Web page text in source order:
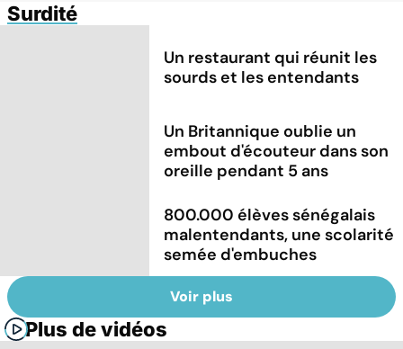
Surdité
Un restaurant qui réunit les
sourds et les entendants
Un Britannique oublie un
embout d'écouteur dans son
oreille pendant 5 ans
800.000 élèves sénégalais
malentendants, une scolarité
semée d'embuches
Voir plus
Plus de vidéos